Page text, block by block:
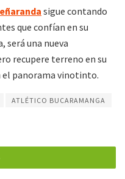
sigue contando
que confían en su
será una nueva
recupere terreno en su
el panorama vinotinto.
ATLÉTICO BUCARAMANGA